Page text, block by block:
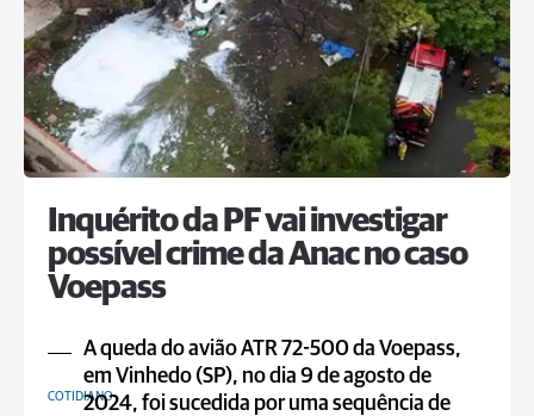
Inquérito da PF vai investigar
possível crime da Anac no caso
Voepass
A queda do avião ATR 72-500 da Voepass,
em Vinhedo (SP), no dia 9 de agosto de
2024, foi sucedida por uma sequência de
COTIDIANO